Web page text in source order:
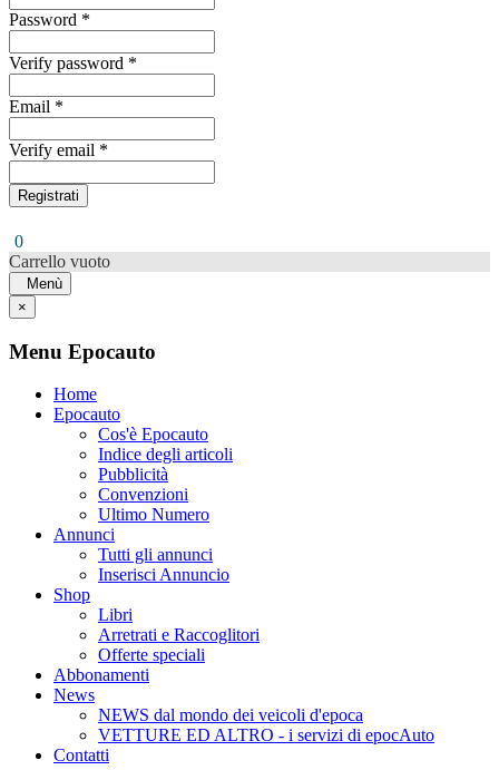
Password *
Verify password *
Email *
Verify email *
Registrati
0
Carrello vuoto
Menù
×
Menu Epocauto
Home
Epocauto
Cos'è Epocauto
Indice degli articoli
Pubblicità
Convenzioni
Ultimo Numero
Annunci
Tutti gli annunci
Inserisci Annuncio
Shop
Libri
Arretrati e Raccoglitori
Offerte speciali
Abbonamenti
News
NEWS dal mondo dei veicoli d'epoca
VETTURE ED ALTRO - i servizi di epocAuto
Contatti